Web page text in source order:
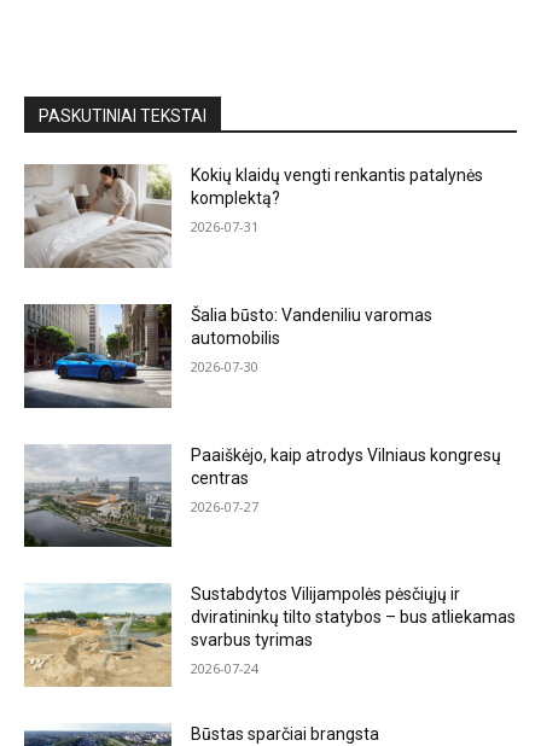
PASKUTINIAI TEKSTAI
Kokių klaidų vengti renkantis patalynės
komplektą?
2026-07-31
Šalia būsto: Vandeniliu varomas
automobilis
2026-07-30
Paaiškėjo, kaip atrodys Vilniaus kongresų
centras
2026-07-27
Sustabdytos Vilijampolės pėsčiųjų ir
dviratininkų tilto statybos – bus atliekamas
svarbus tyrimas
2026-07-24
Būstas sparčiai brangsta